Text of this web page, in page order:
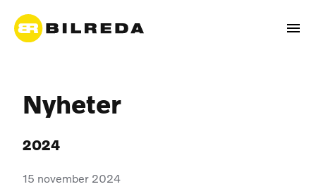
Nyheter
2024
15 november 2024